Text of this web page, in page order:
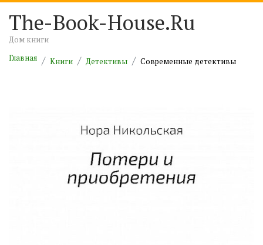
The-Book-House.Ru
Дом книги
Главная
Книги Детективы Современные детективы